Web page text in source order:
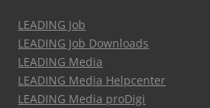
LEADING Job
LEADING Job Downloads
LEADING Media
LEADING Media Helpcenter
LEADING Media proDigi